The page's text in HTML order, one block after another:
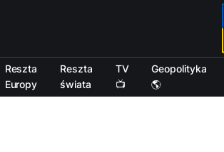
Reszta
Europy
Reszta
świata
TV
📺
Geopolityka
🌎